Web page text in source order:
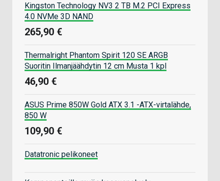
Kingston Technology NV3 2 TB M.2 PCI Express
4.0 NVMe 3D NAND
265,90 €
Thermalright Phantom Spirit 120 SE ARGB
Suoritin Ilmanjäähdytin 12 cm Musta 1 kpl
46,90 €
ASUS Prime 850W Gold ATX 3.1 -ATX-virtalähde,
850 W
109,90 €
Datatronic pelikoneet